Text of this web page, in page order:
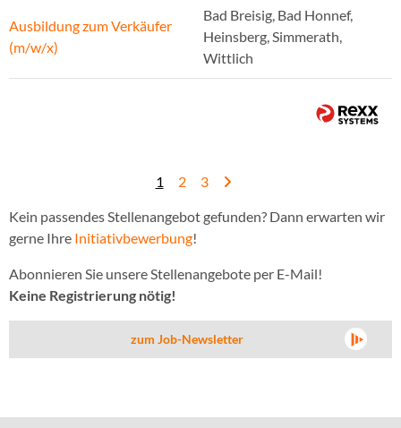
Ausbildung zum Verkäufer
(m/w/x)
Bad Breisig, Bad Honnef,
Heinsberg, Simmerath,
Wittlich
1 2 3
Kein passendes Stellenangebot gefunden? Dann erwarten wir
gerne Ihre Initiativbewerbung!
Abonnieren Sie unsere Stellenangebote per E-Mail!
Keine Registrierung nötig!
zum Job-Newsletter